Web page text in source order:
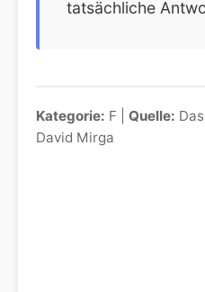
tatsächliche
Kategorie: F | Quelle:
David Mirga